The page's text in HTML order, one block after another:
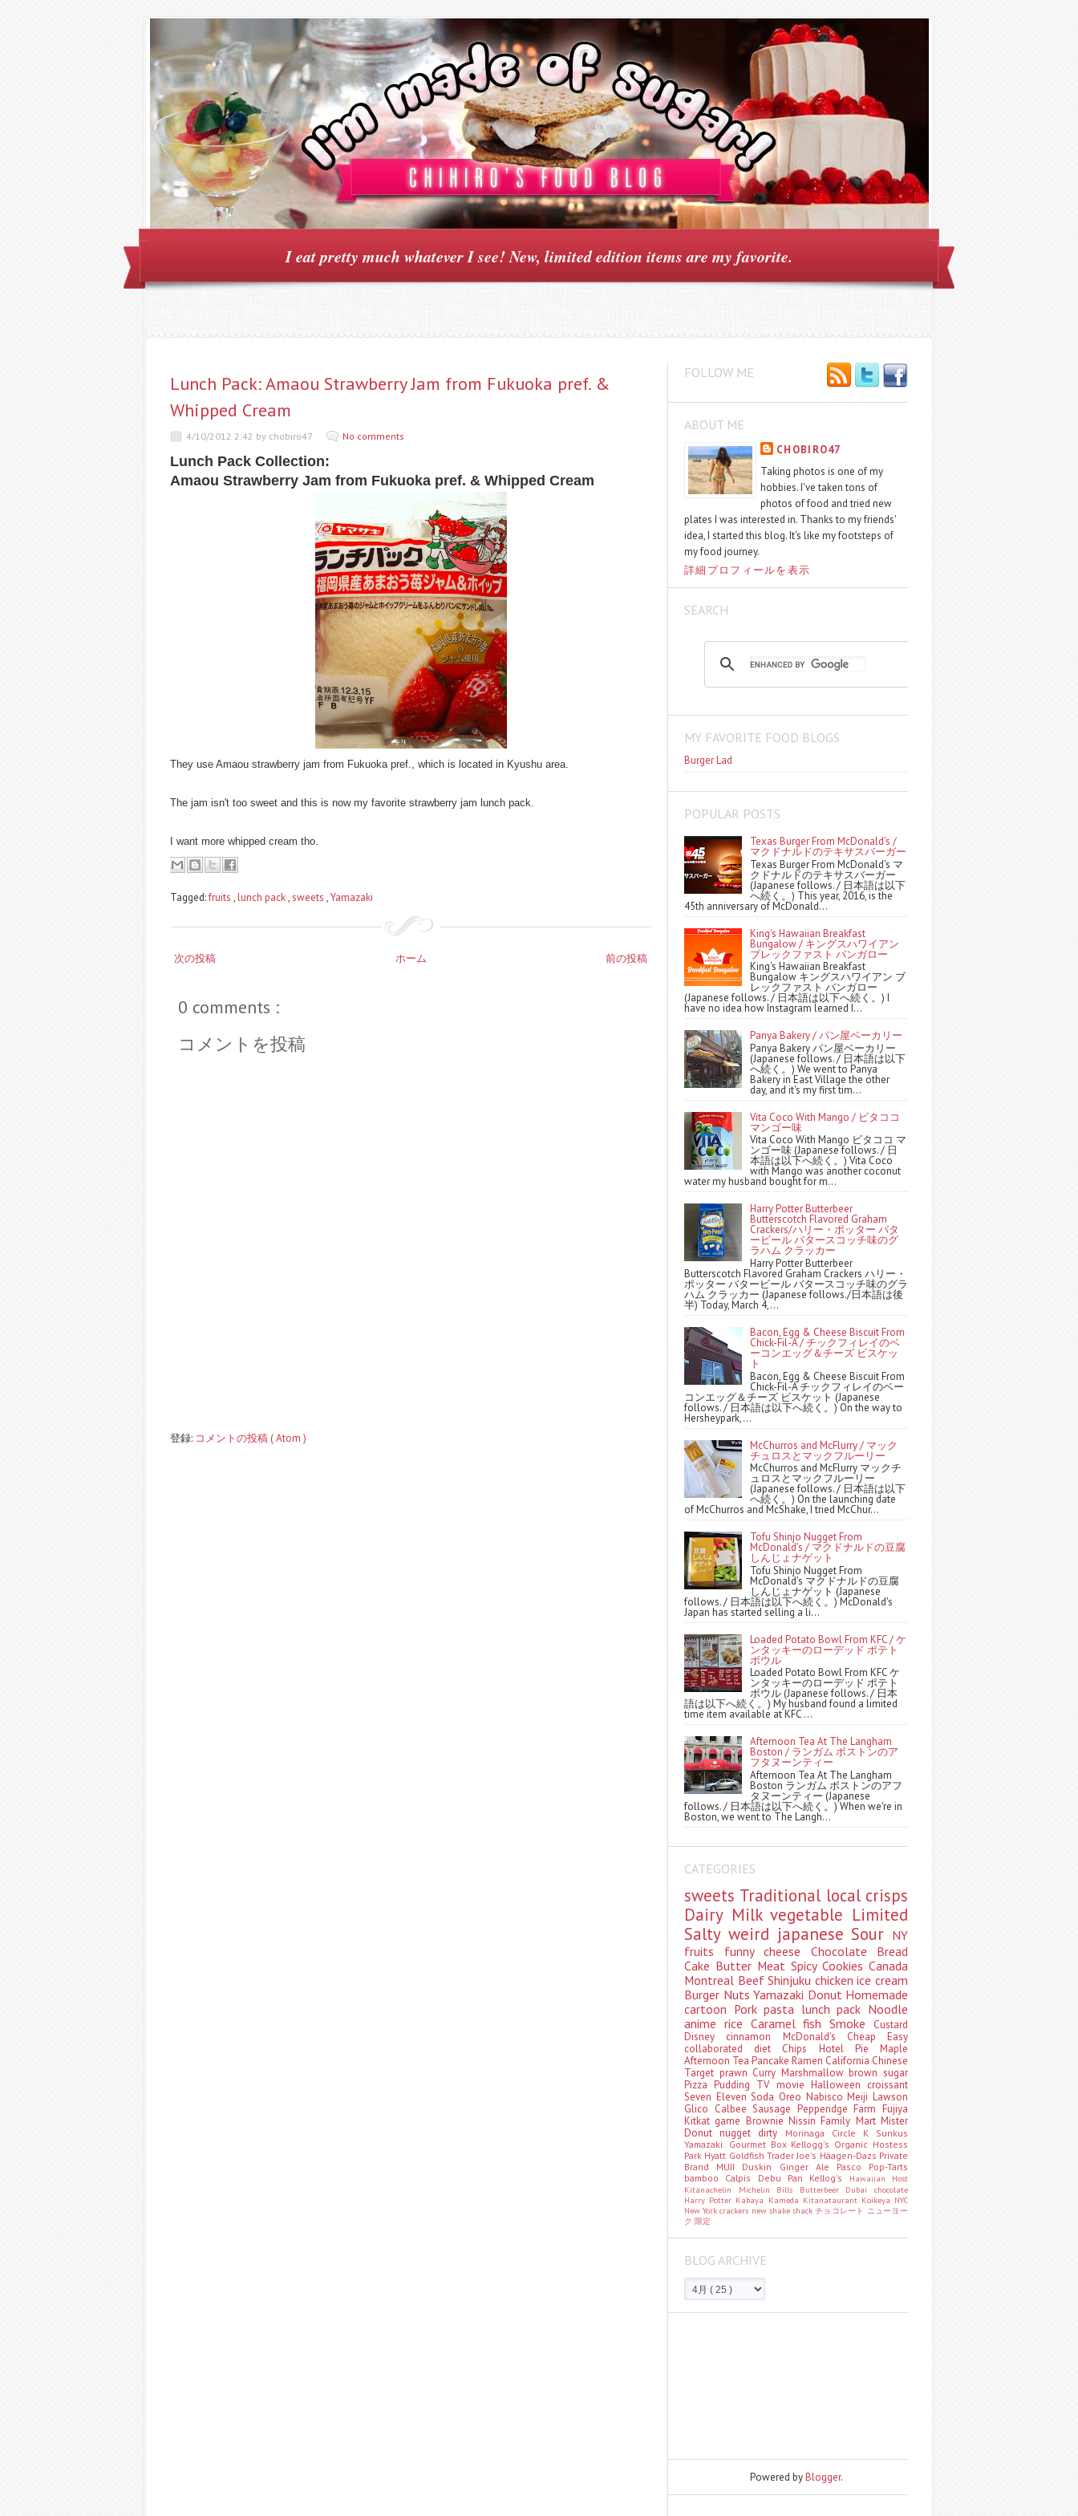
I eat pretty much whatever I see! New, limited edition items are my favorite.
Lunch Pack: Amaou Strawberry Jam from Fukuoka pref. &
Whipped Cream
4/10/2012 2:42 by chobiro47 No comments
Lunch Pack Collection:
Amaou Strawberry Jam from Fukuoka pref. & Whipped Cream
They use Amaou strawberry jam from Fukuoka pref., which is located in Kyushu area.
The jam isn't too sweet and this is now my favorite strawberry jam lunch pack.
I want more whipped cream tho.
Tagged:fruits ,lunch pack,sweets ,Yamazaki
次の投稿 前の投稿
ホーム
0 comments :
コメントを投稿
登録: コメントの投稿 ( Atom )
FOLLOW ME
ABOUT ME
CHOBIRO47
Taking photos is one of my
hobbies. I've taken tons of
photos of food and tried new
plates I was interested in. Thanks to my friends'
idea, I started this blog. It's like my footsteps of
my food journey.
詳細プロフィールを表示
SEARCH
MY FAVORITE FOOD BLOGS
Burger Lad
POPULAR POSTS
Texas Burger From McDonald's /
マクドナルドのテキサスバーガー
Texas Burger From McDonald's マ
クドナルドのテキサスバーガー
(Japanese follows. / 日本語は以下
へ続く。) This year, 2016, is the
45th anniversary of McDonald...
King's Hawaiian Breakfast
Bungalow / キングスハワイアン
ブレックファスト バンガロー
King's Hawaiian Breakfast
Bungalow キングスハワイアン ブ
レックファスト バンガロー
(Japanese follows. / 日本語は以下へ続く。) I
have no idea how Instagram learned I...
Panya Bakery / パン屋ベーカリー
Panya Bakery パン屋ベーカリー
(Japanese follows. / 日本語は以下
へ続く。) We went to Panya
Bakery in East Village the other
day, and it's my first tim...
Vita Coco With Mango / ビタココ
マンゴー味
Vita Coco With Mango ビタココ マ
ンゴー味 (Japanese follows. / 日
本語は以下へ続く。) Vita Coco
with Mango was another coconut
water my husband bought for m...
Harry Potter Butterbeer
Butterscotch Flavored Graham
Crackers/ハリー・ポッター バタ
ービール バタースコッチ味のグ
ラハム クラッカー
Harry Potter Butterbeer
Butterscotch Flavored Graham Crackers ハリー・
ポッター バタービール バタースコッチ味のグラ
ハム クラッカー (Japanese follows./日本語は後
半) Today, March 4,...
Bacon, Egg & Cheese Biscuit From
Chick-Fil-A / チックフィレイのベ
ーコンエッグ＆チーズ ビスケッ
ト
Bacon, Egg & Cheese Biscuit From
Chick-Fil-A チックフィレイのベー
コンエッグ＆チーズ ビスケット (Japanese
follows. / 日本語は以下へ続く。) On the way to
Hersheypark,...
McChurros and McFlurry / マック
チュロスとマックフルーリー
McChurros and McFlurry マックチ
ュロスとマックフルーリー
(Japanese follows. / 日本語は以下
へ続く。) On the launching date
of McChurros and McShake, I tried McChur...
Tofu Shinjo Nugget From
McDonald's / マクドナルドの豆腐
しんじょナゲット
Tofu Shinjo Nugget From
McDonald's マクドナルドの豆腐
しんじょナゲット (Japanese
follows. / 日本語は以下へ続く。) McDonald's
Japan has started selling a li...
Loaded Potato Bowl From KFC / ケ
ンタッキーのローデッド ポテト
ボウル
Loaded Potato Bowl From KFC ケ
ンタッキーのローデッド ポテト
ボウル (Japanese follows. / 日本
語は以下へ続く。) My husband found a limited
time item available at KFC ...
Afternoon Tea At The Langham
Boston / ランガム ボストンのア
フタヌーンティー
Afternoon Tea At The Langham
Boston ランガム ボストンのアフ
タヌーンティー (Japanese
follows. / 日本語は以下へ続く。) When we're in
Boston, we went to The Langh...
CATEGORIES
sweets Traditional local crisps
Dairy Milkvegetable Limited
Salty weird japanese Sour NY
fruits funny cheese Chocolate Bread
Cake Butter Meat Spicy Cookies Canada
Montreal BeefShinjuku chickenice cream
Burger Nuts Yamazaki Donut Homemade
cartoon Porkpasta lunch pack Noodle
anime rice CaramelfishSmoke
Custard
Disney cinnamon McDonald's Cheap Easy
collaborated diet Chips Hotel PieMaple
Afternoon Tea Pancake Ramen California Chinese
Target prawn Curry Marshmallowbrown sugar
PizzaPudding TV movie Halloween croissant
Seven ElevenSoda Oreo NabiscoMeijiLawson
Glico CalbeeSausage Pepperidge FarmFujiya
Kitkat game BrownieNissinFamily MartMister
Donutnugget dirty Morinaga Circle K Sunkus
Yamazaki. Gourmet Box Kellogg's Organic Hostess
Park Hyatt GoldfishTrader Joe's Häagen-Dazs Private
Brand MUJI Duskin Ginger Ale Pasco Pop-Tarts
bamboo Calpis Debu Pan Kellog's
Hawaiian Host
Kitanachelin Michelin Bills Butterbeer Dubai chocolate
Harry Potter Kabaya Kameda Kitanataurant Koikeya NYC
New Yorkcrackers new shake shackチョコレート ニューヨー
ク 限定
BLOG ARCHIVE
Powered byBlogger.